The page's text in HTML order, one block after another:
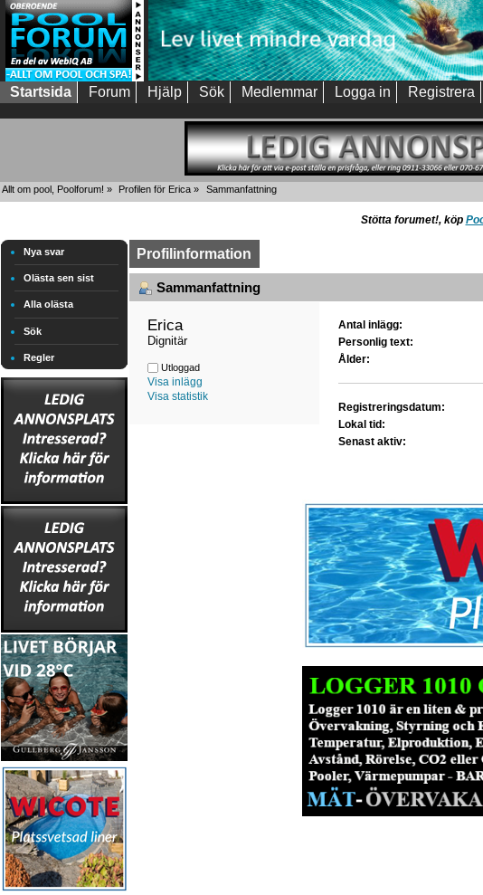
Startsida Forum Hjälp Sök Medlemmar Logga in Registrera
Allt om pool, Poolforum! » Profilen för Erica » Sammanfattning
Stötta forumet!, köp
Nya svar
Olästa sen sist
Alla olästa
Sök
Regler
Profilinformation
Sammanfattning
Erica
Dignitär
Utloggad
Visa inlägg
Visa statistik
Antal inlägg:
Personlig text:
Ålder:
Registreringsdatum:
Lokal tid:
Senast aktiv: